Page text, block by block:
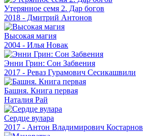
Утерянное семя 2. Дар богов
2018 - Дмитрий Антонов
Высокая магия
2004 - Илья Новак
Энни Грин: Сон Забвения
2017 - Реваз Гурамович Сесикашвили
Башня. Книга первая
Наталия Рай
Сердце вулара
2017 - Антон Владимирович Костарнов